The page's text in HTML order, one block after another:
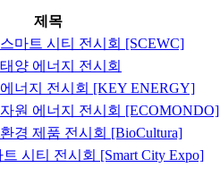
제목
마트 시티 전시회 [SCEWC]
양 에너지 전시회
너지 전시회 [KEY ENERGY]
원 에너지 전시회 [ECOMONDO]
경 제품 전시회 [BioCultura]
시티 전시회 [Smart City Expo]